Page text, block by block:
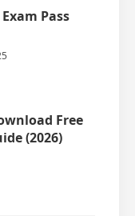
Pass
Free
(2026)